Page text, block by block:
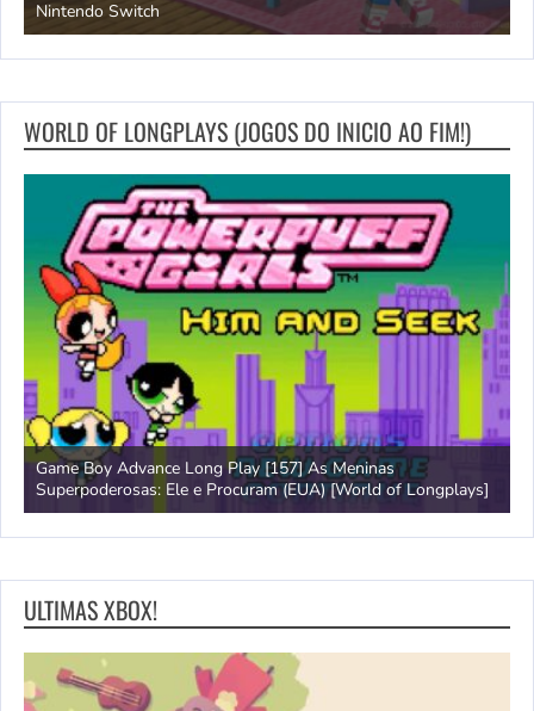
Nintendo Switch
WORLD OF LONGPLAYS (JOGOS DO INICIO AO FIM!)
Game Boy Advance Long Play [157] As Meninas
Superpoderosas: Ele e Procuram (EUA) [World of Longplays]
ULTIMAS XBOX!